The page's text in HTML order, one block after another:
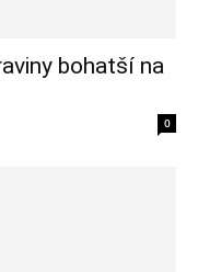
bohatší na
0